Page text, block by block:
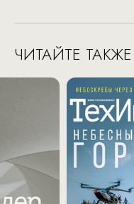
ЧИТАЙТЕ ТАКЖЕ